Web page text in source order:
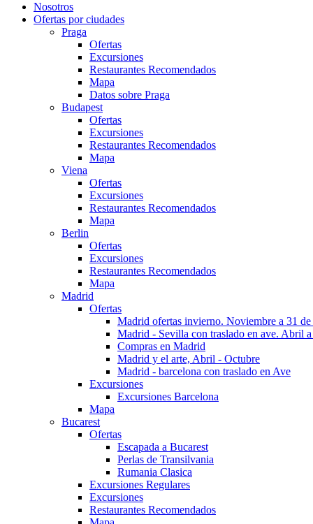
Nosotros
Ofertas por ciudades
Praga
Ofertas
Excursiones
Restaurantes Recomendados
Mapa
Datos sobre Praga
Budapest
Ofertas
Excursiones
Restaurantes Recomendados
Mapa
Viena
Ofertas
Excursiones
Restaurantes Recomendados
Mapa
Berlin
Ofertas
Excursiones
Restaurantes Recomendados
Mapa
Madrid
Ofertas
Madrid ofertas invierno. Noviembre a 31 de
Madrid - Sevilla con traslado en ave. Abril
Compras en Madrid
Madrid y el arte, Abril - Octubre
Madrid - barcelona con traslado en Ave
Excursiones
Excursiones Barcelona
Mapa
Bucarest
Ofertas
Escapada a Bucarest
Perlas de Transilvania
Rumania Clasica
Excursiones Regulares
Excursiones
Restaurantes Recomendados